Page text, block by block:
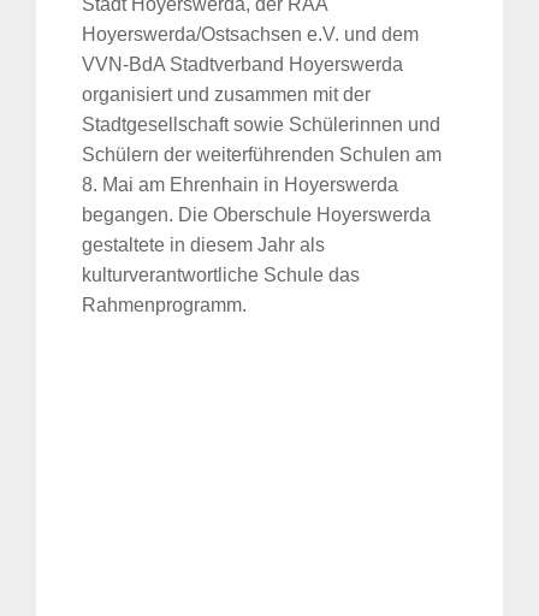
Stadt Hoyerswerda, der RAA
Hoyerswerda/Ostsachsen e.V. und dem
VVN-BdA Stadtverband Hoyerswerda
organisiert und zusammen mit der
Stadtgesellschaft sowie Schülerinnen und
Schülern der weiterführenden Schulen am
8. Mai am Ehrenhain in Hoyerswerda
begangen. Die Oberschule Hoyerswerda
gestaltete in diesem Jahr als
kulturverantwortliche Schule das
Rahmenprogramm.